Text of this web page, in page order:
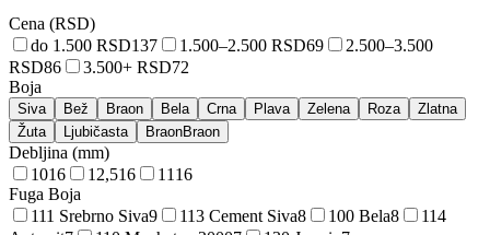
Cena (RSD)
do 1.500 RSD137 1.500–2.500 RSD69
2.500–3.500
RSD86 3.500+ RSD72
Boja
Siva Bež Braon Bela Crna Plava Zelena Roza
Zlatna
Žuta
Ljubičasta BraonBraon
Debljina (mm)
1016 12,516 11 16
Fuga Boja
111 Srebrno Siva9 113 Cement Siva8 100 Bela8
114